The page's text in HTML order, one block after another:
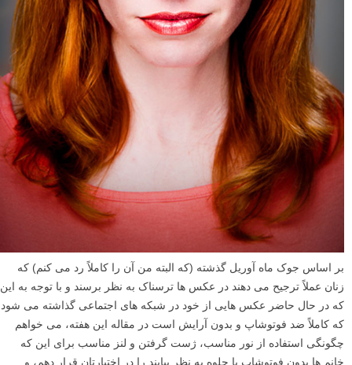
بر اساس جوک ماه آوریل گذشته (که البته من آن را کاملاً رد می کنم) که
زنان عملاً ترجیح می دهند در عکس ها ترسناک به نظر برسند و با توجه به این
که در حال حاضر عکس هایی از خود در شبکه های اجتماعی گذاشته می شود
که کاملاً ضد فوتوشاپ و بدون آرایش است در مقاله این هفته، می خواهم
چگونگی استفاده از نور مناسب، ژست گرفتن و لنز مناسب برای این که
خانم ها بدون فوتوشاپ با جلوه به نظر بیایند را در اختیارتان قرار دهم، و